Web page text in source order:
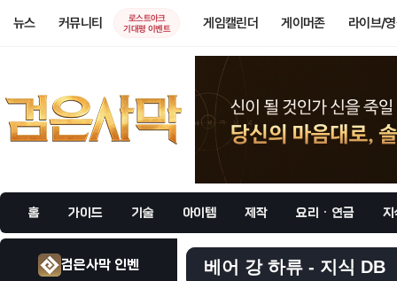
뉴스 커뮤니티
로스트아크
기대평 이벤트
게임캘린더 게이머존 라이브/
홈 가이드 기술 아이템 제작 요리 · 연금 지
검은사막 인벤 베어 강 하류 - 지식 DB